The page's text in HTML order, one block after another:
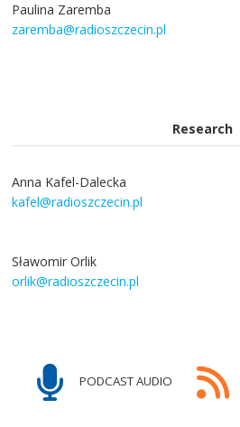
Paulina Zaremba
zaremba@radioszczecin.pl
Research
Anna Kafel-Dalecka
kafel@radioszczecin.pl
Sławomir Orlik
orlik@radioszczecin.pl
PODCAST AUDIO